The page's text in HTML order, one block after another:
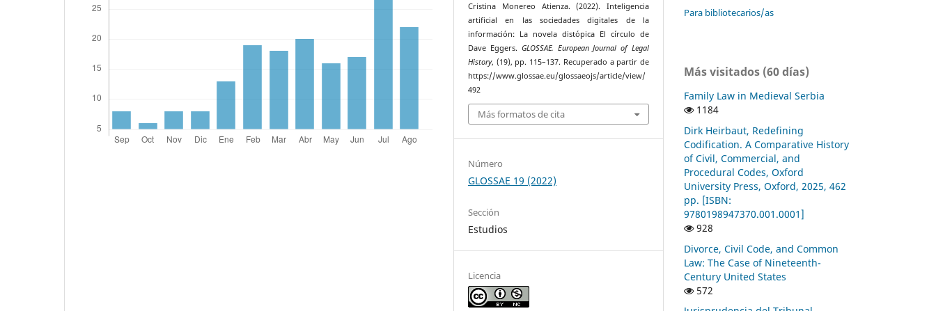
Cristina Monereo Atienza. (2022). Inteligencia
artificial en las sociedades digitales de la
información: La novela distópica El círculo de
Dave Eggers. GLOSSAE. European Journal of Legal
History, (19), pp. 115–137. Recuperado a partir de
https://www.glossae.eu/glossaeojs/article/view/
492
Más formatos de cita
Número
GLOSSAE 19 (2022)
Sección
Estudios
Licencia
Para bibliotecarios/as
Más visitados (60 días)
Family Law in Medieval Serbia
1184
Dirk Heirbaut, Redefining
Codification. A Comparative History
of Civil, Commercial, and
Procedural Codes, Oxford
University Press, Oxford, 2025, 462
pp. [ISBN:
9780198947370.001.0001]
928
Divorce, Civil Code, and Common
Law: The Case of Nineteenth-
Century United States
572